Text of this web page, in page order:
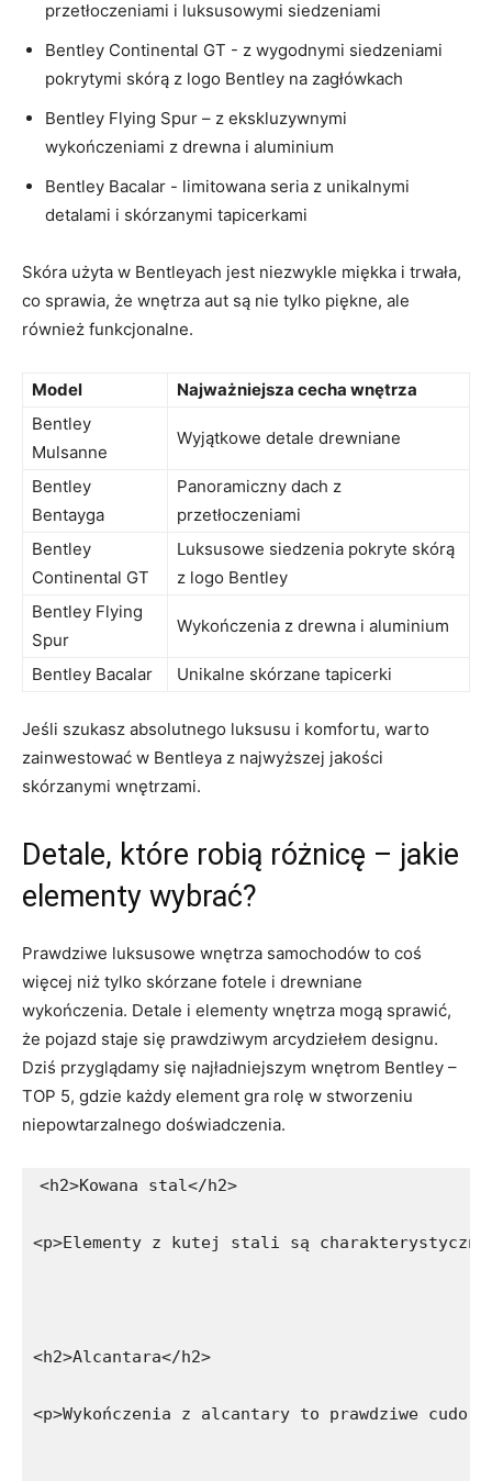
przetłoczeniami i luksusowymi⁢ siedzeniami
Bentley‌ Continental GT ⁣- z wygodnymi siedzeniami
pokrytymi skórą z logo Bentley na zagłówkach
Bentley​ Flying Spur – z‌ ekskluzywnymi ​
wykończeniami z drewna i aluminium
Bentley Bacalar ⁤- ‌limitowana⁣ seria z⁢ unikalnymi
detalami i skórzanymi ⁣tapicerkami
Skóra użyta w Bentleyach jest niezwykle‌ miękka ⁢i trwała,
co⁢ sprawia, że wnętrza aut są‍ nie tylko piękne, ⁤ale
również funkcjonalne.
Model
Najważniejsza⁢ cecha wnętrza
Bentley
‍Mulsanne
Wyjątkowe detale​ drewniane
Bentley
Bentayga
Panoramiczny dach z
przetłoczeniami
Bentley
‍Continental GT
Luksusowe siedzenia pokryte skórą
z logo Bentley
Bentley Flying
Spur
Wykończenia z drewna i ‌aluminium
Bentley Bacalar Unikalne skórzane ‍tapicerki
Jeśli szukasz absolutnego luksusu i⁣ komfortu,​ warto
zainwestować w Bentleya z najwyższej jakości
skórzanymi wnętrzami.
Detale, ‍które robią różnicę – jakie
elementy ‍wybrać?
Prawdziwe luksusowe⁣ wnętrza samochodów to ⁢coś
więcej niż tylko ‍skórzane⁢ fotele i drewniane
⁢wykończenia. Detale⁣ i elementy ‍wnętrza mogą sprawić,
⁢że pojazd staje się prawdziwym ‍arcydziełem‌ designu.
‌Dziś ⁤przyglądamy się‍ najładniejszym wnętrom‍ Bentley –
⁣TOP 5, gdzie każdy‍ element gra ​rolę w stworzeniu
niepowtarzalnego⁤ doświadczenia.
<h2>Kowana stal</h2>
<p>Elementy z kutej stali są
<h2>Alcantara</h2>
<p>Wykończenia z alcantary to prawdziwe